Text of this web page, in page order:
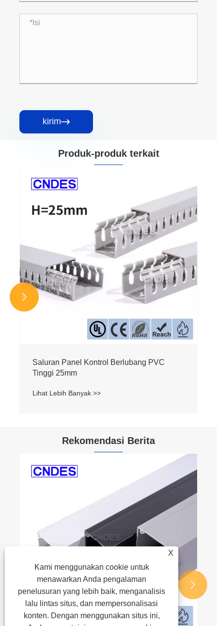
kirim
Produk-produk terkait
Saluran Panel Kontrol Berlubang PVC
Tinggi 25mm
Lihat Lebih Banyak >>


Rekomendasi Berita

X
Kami menggunakan cookie untuk
menawarkan Anda pengalaman
penelusuran yang lebih baik, menganalisis
lalu lintas situs, dan mempersonalisasi
konten. Dengan menggunakan situs ini,